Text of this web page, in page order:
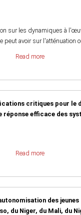
sur les dynamiques à
avoir sur l'atténuation
Read more
critiques pour le
efficace des
Read more
des
du Niger, du Mali, du